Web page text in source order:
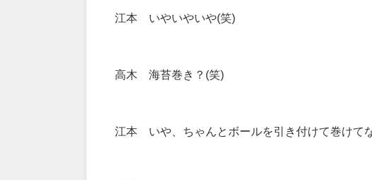
江本 いやいやいや(笑)
高木 海苔巻き？(笑)
江本 いや、ちゃんとボールを引き付けて巻けて